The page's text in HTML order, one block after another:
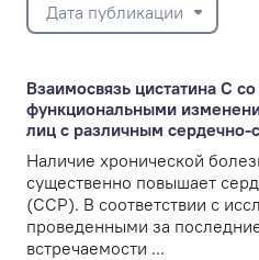
Дата публикации
Взаимосвязь цистатина С
функциональными
лиц с различным сердечно-
Наличие хронической
существенно повышает
(ССР). В соответствии с
проведенными за
встречаемости ...